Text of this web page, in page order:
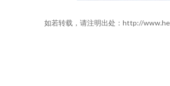
如若转载，请注明出处：http://